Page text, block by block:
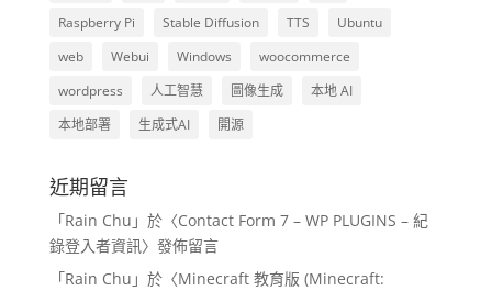
Raspberry Pi
Stable Diffusion TTS
Ubuntu
web
Webui Windows
woocommerce
wordpress
人工智慧 圖像生成
本地 AI
本地部署
生成式AI 開源
近期留言
「Rain Chu 」於〈Contact Form 7 – WP PLUGINS – 紀
錄登入者資訊〉發佈留言
「Rain Chu 」於〈Minecraft 教育版 (Minecraft: